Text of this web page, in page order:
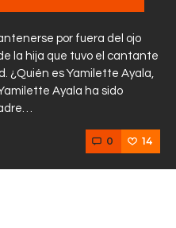
por fuera del ojo
la hija que tuvo el cantante
¿Quién es Yamilette Ayala,
Ayala ha sido
0 14